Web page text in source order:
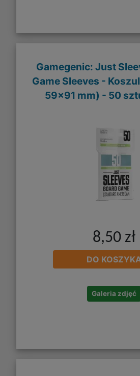
Gamegenic: Just
Game Sleeves -
59x91 mm) - 50
8,50 zł
DO
Galeria zdjęć